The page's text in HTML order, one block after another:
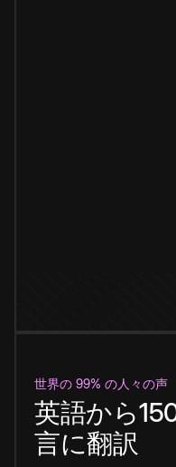
世界の 99% の人々の声
英語から
言に翻訳